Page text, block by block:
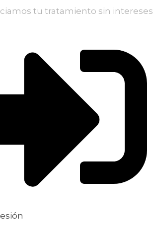
tu tratamiento sin intereses